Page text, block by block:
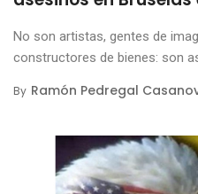
No son artistas, gentes de
constructores de bienes: son
By Ramón Pedregal